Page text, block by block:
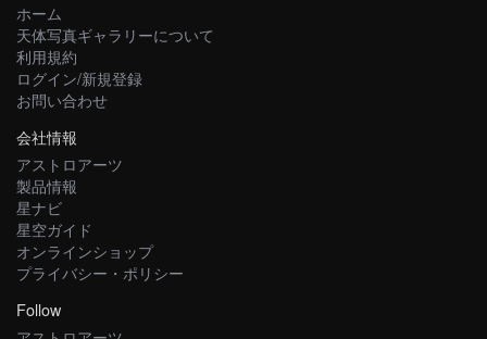
ホーム
天体写真ギャラリーについて
利用規約
ログイン/新規登録
お問い合わせ
会社情報
アストロアーツ
製品情報
星ナビ
星空ガイド
オンラインショップ
プライバシー・ポリシー
Follow